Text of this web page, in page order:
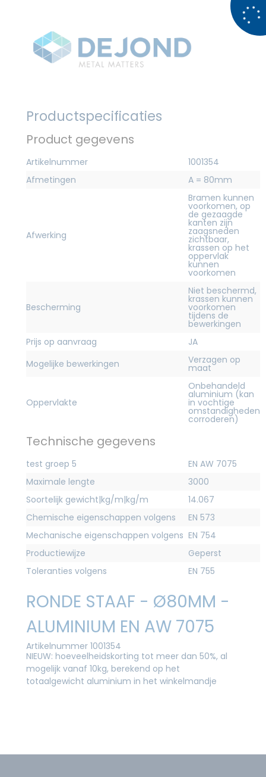
Productspecificaties
Product gegevens
Artikelnummer
1001354
Afmetingen
A = 80mm
Afwerking
Bramen kunnen
voorkomen, op
de gezaagde
kanten zijn
zaagsneden
zichtbaar,
krassen op het
oppervlak
kunnen
voorkomen
Bescherming
Niet beschermd,
krassen kunnen
voorkomen
tijdens de
bewerkingen
Prijs op aanvraag
JA
Mogelijke bewerkingen
Verzagen op
maat
Oppervlakte
Onbehandeld
aluminium (kan
in vochtige
omstandigheden
corroderen)
Technische gegevens
test groep 5
EN AW 7075
Maximale lengte
3000
Soortelijk gewicht|kg/m|kg/m
14.067
Chemische eigenschappen volgens
EN 573
Mechanische eigenschappen volgens EN 754
Productiewijze
Geperst
Toleranties volgens
EN 755
RONDE STAAF - Ø80MM -
ALUMINIUM EN AW 7075
Artikelnummer 1001354
NIEUW: hoeveelheidskorting tot meer dan 50%, al
mogelijk vanaf 10kg, berekend op het
totaalgewicht aluminium in het winkelmandje